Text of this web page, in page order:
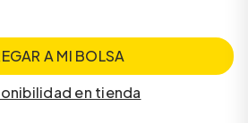
A MI BOLSA
en tienda